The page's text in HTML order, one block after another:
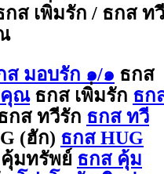
ส เพิ่มรัก / ธกส ทวี
ส มอบรัก ๑/๑ ธกส
คุณ ธกส เพิ่มรัก ธก
กส ทวีรัก ธกส ทวี
(ฮัก) ธกส HUG
มทรัพย์ ธกส คุ้ม